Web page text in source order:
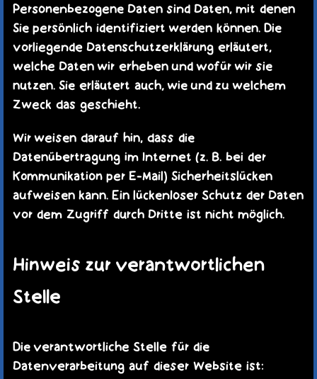
Personenbezogene Daten sind Daten, mit denen
Sie persönlich identifiziert werden können. Die
vorliegende Datenschutzerklärung erläutert,
welche Daten wir erheben und wofür wir sie
nutzen. Sie erläutert auch, wie und zu welchem
Zweck das geschieht.
Wir weisen darauf hin, dass die
Datenübertragung im Internet (z. B. bei der
Kommunikation per E-Mail) Sicherheitslücken
aufweisen kann. Ein lückenloser Schutz der Daten
vor dem Zugriff durch Dritte ist nicht möglich.
Hinweis zur verantwortlichen
Stelle
Die verantwortliche Stelle für die
Datenverarbeitung auf dieser Website ist: